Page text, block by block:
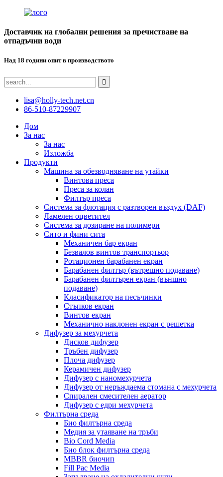
Доставчик на глобални решения за пречистване на
отпадъчни води
Над 18 години опит в производството
lisa@holly-tech.net.cn
86-510-87229907
Дом
За нас
За нас
Изложба
Продукти
Машина за обезводняване на утайки
Винтова преса
Преса за колан
Филтър преса
Система за флотация с разтворен въздух (DAF)
Ламелен оцветител
Система за дозиране на полимери
Сито и фини сита
Механичен бар екран
Безвалов винтов транспортьор
Ротационен барабанен екран
Барабанен филтър (вътрешно подаване)
Барабанен филтърен екран (външно
подаване)
Класификатор на песъчинки
Стъпков екран
Винтов екран
Механично наклонен екран с решетка
Дифузер за мехурчета
Дисков дифузер
Тръбен дифузер
Плоча дифузер
Керамичен дифузер
Дифузер с наномехурчета
Дифузер от неръждаема стомана с мехурчета
Спирален смесителен аератор
Дифузер с едри мехурчета
Филтърна среда
Био филтърна среда
Медия за утаяване на тръби
Bio Cord Media
Био блок филтърна среда
MBBR биочип
Fill Pac Media